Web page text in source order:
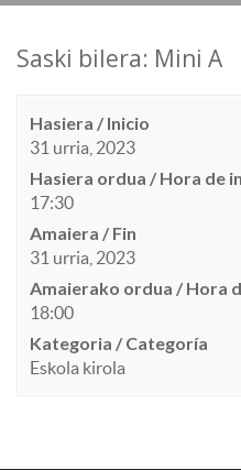
Saski bilera: Mini A
Hasiera / Inicio
31 urria, 2023
Hasiera ordua / Hora de
17:30
Amaiera / Fin
31 urria, 2023
Amaierako ordua / Hora
18:00
Kategoria / Categoría
Eskola kirola